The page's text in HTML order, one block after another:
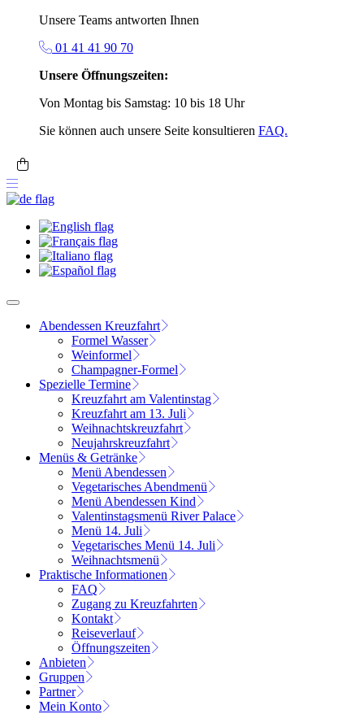
Unsere Teams antworten Ihnen
01 41 41 90 70
Unsere Öffnungszeiten:
Von Montag bis Samstag: 10 bis 18 Uhr
Sie können auch unsere Seite konsultieren FAQ.
Abendessen Kreuzfahrt
Formel Wasser
Weinformel
Champagner-Formel
Spezielle Termine
Kreuzfahrt am Valentinstag
Kreuzfahrt am 13. Juli
Weihnachtskreuzfahrt
Neujahrskreuzfahrt
Menüs & Getränke
Menü Abendessen
Vegetarisches Abendmenü
Menü Abendessen Kind
Valentinstagsmenü River Palace
Menü 14. Juli
Vegetarisches Menü 14. Juli
Weihnachtsmenü
Praktische Informationen
FAQ
Zugang zu Kreuzfahrten
Kontakt
Reiseverlauf
Öffnungszeiten
Anbieten
Gruppen
Partner
Mein Konto